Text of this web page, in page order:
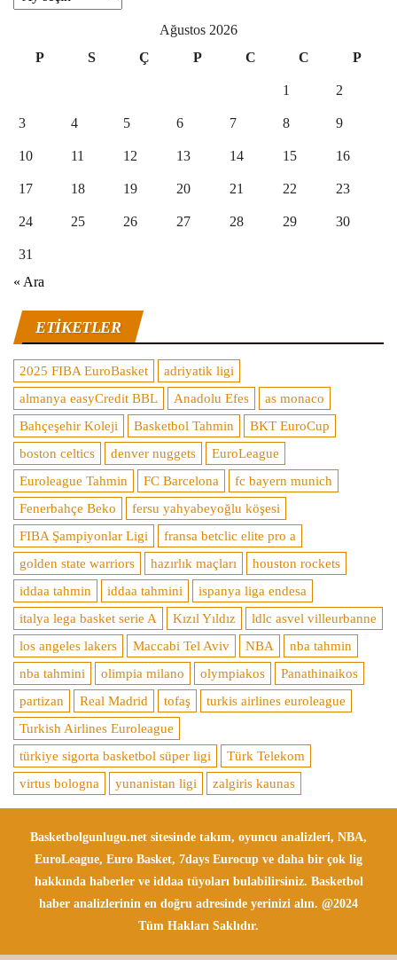
Ağustos 2026
P
S Ç P C C P
1 2
3 4 5 6 7 8 9
10 11 12 13 14 15 16
17 18 19 20 21 22 23
24 25 26 27 28 29 30
31
« Ara
ETIKETLER
2025 FIBA EuroBasket
adriyatik ligi
almanya easyCredit BBL
Anadolu Efes
as monaco
Bahçeşehir Koleji
Basketbol Tahmin
BKT EuroCup
boston celtics
denver nuggets
EuroLeague
Euroleague Tahmin
FC Barcelona
fc bayern munich
Fenerbahçe Beko
fersu yahyabeyoğlu köşesi
FIBA Şampiyonlar Ligi
fransa betclic elite pro a
golden state warriors
hazırlık maçları
houston rockets
iddaa tahmin
iddaa tahmini
ispanya liga endesa
italya lega basket serie A
Kızıl Yıldız
ldlc asvel villeurbanne
los angeles lakers
Maccabi Tel Aviv NBA
nba tahmin
nba tahmini
olimpia milano olympiakos
Panathinaikos
partizan
Real Madrid tofaş
turkis airlines euroleague
Turkish Airlines Euroleague
türkiye sigorta basketbol süper ligi
Türk Telekom
virtus bologna
yunanistan ligi zalgiris kaunas
Basketbolgunlugu.net sitesinde takım, oyuncu analizleri, NBA,
EuroLeague, Euro Basket, 7days Eurocup ve daha bir çok lig
hakkında haberler ve iddaa tüyoları bulabilirsiniz. Basketbol
haber analizlerinin en doğru adresinde yerinizi alın. @2024
Tüm Hakları Saklıdır.